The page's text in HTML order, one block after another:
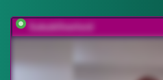
SukubOverlord